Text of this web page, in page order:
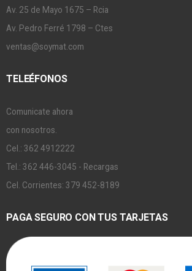
Av. 25 de Mayo 1675 – Rcia
Av. Pedro Ferré 1798 – Ctes
ventas@soymat.com
TELEÉFONOS
Comunicate ahora
con nosotros.
Cel.: 362 4912222
Tel.: 362 446-3045 - Recargas
Cel. Corrientes: 379 452-8189
PAGA SEGURO CON TUS TARJETAS